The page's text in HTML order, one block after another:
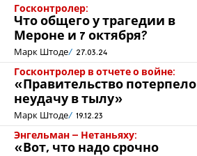
Госконтролер:
Что общего у трагедии в
Мероне и 7 октября?
Марк Штоде 27.03.24
Госконтролер в отчете о войне:
«Правительство потерпело
неудачу в тылу»
Марк Штоде 19.12.23
Энгельман – Нетаньяху:
«Вот, что надо срочно